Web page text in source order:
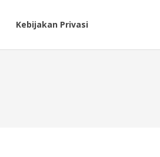
Kebijakan Privasi